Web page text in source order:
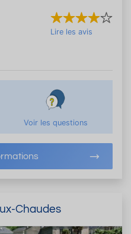
Lire les avis
Voir les questions
Chaudes